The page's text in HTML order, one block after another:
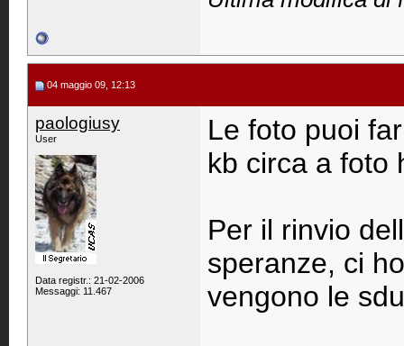
04 maggio 09, 12:13
paologiusy
User
Data registr.: 21-02-2006
Messaggi: 11.467
Le foto puoi
kb circa a foto
Per il rinvio
speranze, ci
vengono le